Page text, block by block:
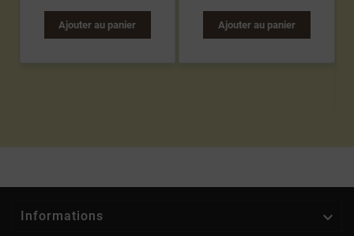
Ajouter au panier Ajouter au panier
Informations 